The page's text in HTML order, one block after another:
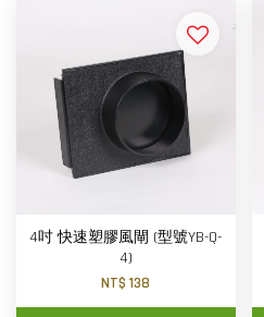
4吋 快速塑膠風閘 (型號YB-Q-
4)
NT$ 138